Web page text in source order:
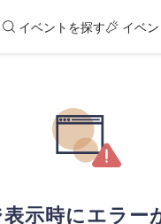
イベントを探す イベ
示時にエラー